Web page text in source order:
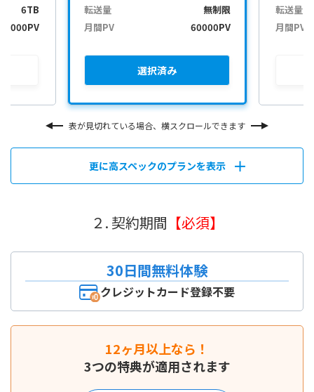
6TB
転送量
無制限
月間PV
60000PV
選択済み
転送量
月間PV
表が見切れている場合、横スクロールできます
更に高スペックのプランを表示
２. 契約期間 【必須】
30日間無料体験
クレジットカード登録不要
12ヶ月以上なら！
3つの特典が適用されます